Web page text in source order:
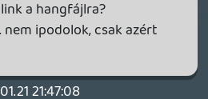
hozzászólnék az
😃 ) témához ,
meg így elméletben
kapzsik,
is, mindig lesz
szakítani, mint a